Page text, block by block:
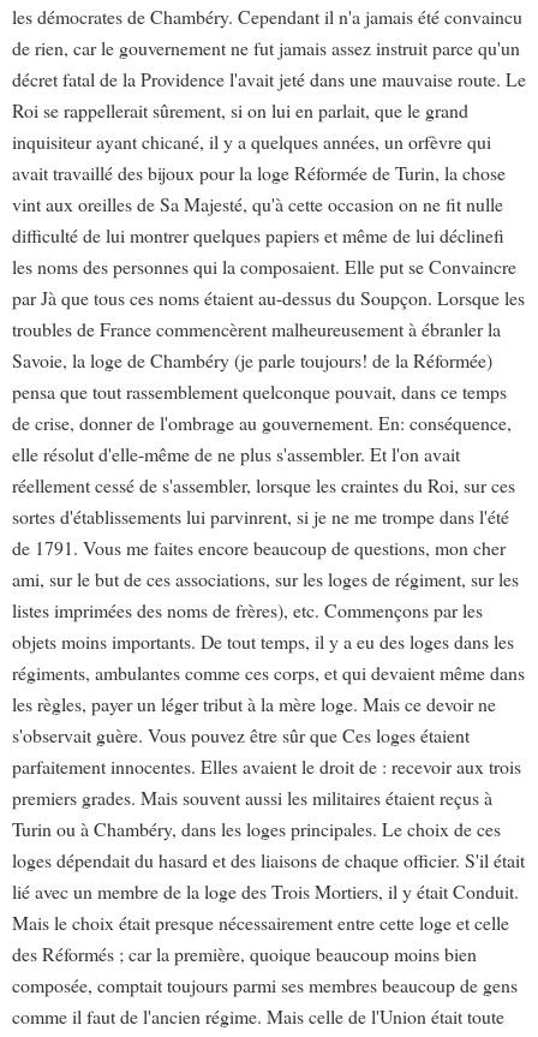
les démocrates de Chambéry. Cependant il n'a jamais été convaincu
de rien, car le gouvernement ne fut jamais assez instruit parce qu'un
décret fatal de la Providence l'avait jeté dans une mauvaise route. Le
Roi se rappellerait sûrement, si on lui en parlait, que le grand
inquisiteur ayant chicané, il y a quelques années, un orfèvre qui
avait travaillé des bijoux pour la loge Réformée de Turin, la chose
vint aux oreilles de Sa Majesté, qu'à cette occasion on ne fit nulle
difficulté de lui montrer quelques papiers et même de lui déclinefi
les noms des personnes qui la composaient. Elle put se Convaincre
par Jà que tous ces noms étaient au-dessus du Soupçon. Lorsque les
troubles de France commencèrent malheureusement à ébranler la
Savoie, la loge de Chambéry (je parle toujours! de la Réformée)
pensa que tout rassemblement quelconque pouvait, dans ce temps
de crise, donner de l'ombrage au gouvernement. En: conséquence,
elle résolut d'elle-même de ne plus s'assembler. Et l'on avait
réellement cessé de s'assembler, lorsque les craintes du Roi, sur ces
sortes d'établissements lui parvinrent, si je ne me trompe dans l'été
de 1791. Vous me faites encore beaucoup de questions, mon cher
ami, sur le but de ces associations, sur les loges de régiment, sur les
listes imprimées des noms de frères), etc. Commençons par les
objets moins importants. De tout temps, il y a eu des loges dans les
régiments, ambulantes comme ces corps, et qui devaient même dans
les règles, payer un léger tribut à la mère loge. Mais ce devoir ne
s'observait guère. Vous pouvez être sûr que Ces loges étaient
parfaitement innocentes. Elles avaient le droit de : recevoir aux trois
premiers grades. Mais souvent aussi les militaires étaient reçus à
Turin ou à Chambéry, dans les loges principales. Le choix de ces
loges dépendait du hasard et des liaisons de chaque officier. S'il était
lié avec un membre de la loge des Trois Mortiers, il y était Conduit.
Mais le choix était presque nécessairement entre cette loge et celle
des Réformés ; car la première, quoique beaucoup moins bien
composée, comptait toujours parmi ses membres beaucoup de gens
comme il faut de l'ancien régime. Mais celle de l'Union était toute